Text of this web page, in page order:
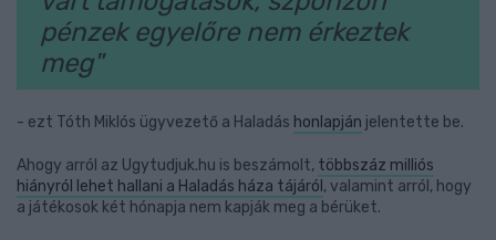
pénzek egyelőre nem érkeztek
meg"
- ezt Tóth Miklós ügyvezető a Haladás honlapján jelentette be.
Ahogy arról az Ugytudjuk.hu is beszámolt, többszáz milliós
hiányról lehet hallani a Haladás háza tájáról , valamint arról, hogy
a játékosok két hónapja nem kapják meg a bérüket.